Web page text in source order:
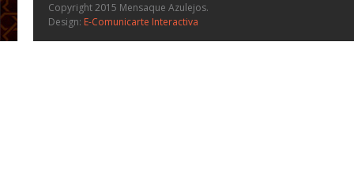
Copyright 2015 Mensaque Azulejos.
Design: E-Comunicarte Interactiva